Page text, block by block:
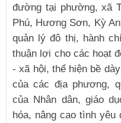
đường tại phường, xã
Phú, Hương Sơn, Kỳ
quản lý đô thị, hành
thuận lợi cho các hoạt
- xã hội, thể hiện bề
của các địa phương,
của Nhân dân, giáo
hóa, nâng cao tình